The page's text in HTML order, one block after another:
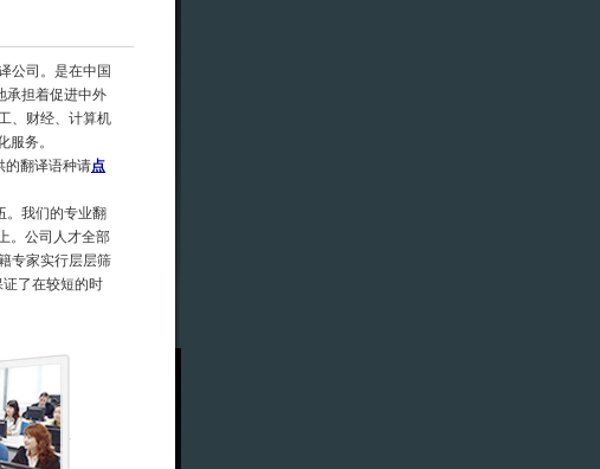
公司。是在中国
承担着促进中外
、财经、计算机
服务。
的翻译语种请点
。我们的专业翻
。公司人才全部
专家实行层层筛
了在较短的时